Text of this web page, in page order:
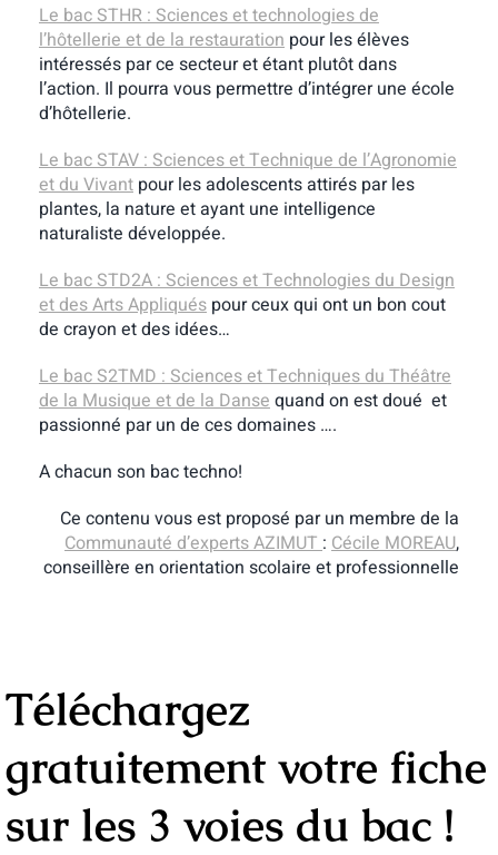
Le bac STHR : Sciences et technologies de
l’hôtellerie et de la restaurationpour les élèves
intéressés par ce secteur et étant plutôt dans
l’action. Il pourra vous permettre d’intégrer une école
d’hôtellerie.
Le bac STAV : Sciences et Technique de l’Agronomie
et du Vivantpour les adolescents attirés par les
plantes, la nature et ayant une intelligence
naturaliste développée.
Le bac STD2A : Sciences et Technologies du Design
et des Arts Appliquéspour ceux qui ont un bon cout
de crayon et des idées…
Le bac S2TMD : Sciences et Techniques du Théâtre
de la Musique et de la Dansequand on est doué et
passionné par un de ces domaines ….
A chacun son bac techno!
Ce contenu vous est proposé par un membre de la
Communauté d’experts AZIMUT:Cécile MOREAU,
conseillère en orientation scolaire et professionnelle
Téléchargez
gratuitement votre fiche
sur les 3 voies du bac !